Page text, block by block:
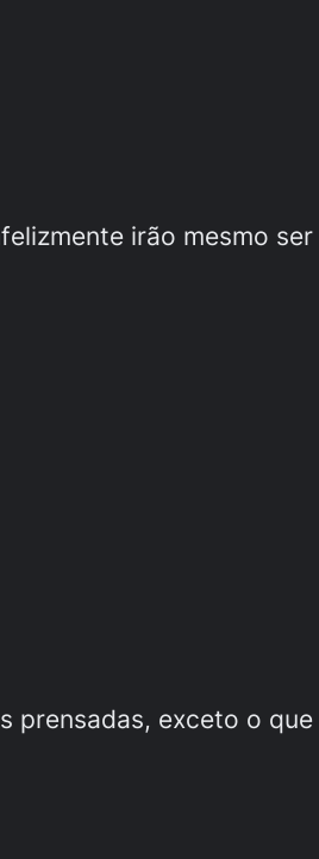
irão mesmo
prensadas, exceto o